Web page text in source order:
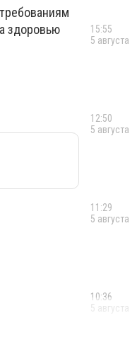
здоровью
15:55
5 августа
12:50
5 августа
11:29
5 августа
10:36
5 августа